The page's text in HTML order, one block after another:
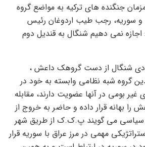
جنگنده های ترکیه به مواضع گروه
سوریه، رجب طیب اردوغان رئیس
اجازه نمی دهیم شنگال به قندیل دوم
۲۰۱۵ و آزادی شنگال از دست گروهک داعش ،
شبه نظامی وابسته به خود در
بومی در آنها عضویت دارند، مقابله
را بهانه قرار داده و حاضر به خروج از
سیاسی می گویند پ.ک.ک از طریق شهر
مهمی در مرز عراق با سوریه قرار